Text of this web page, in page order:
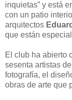
inquietas” y está
con un patio
arquitectos
que están
El club ha abierto
sesenta artistas
fotografía, el
obras de arte que